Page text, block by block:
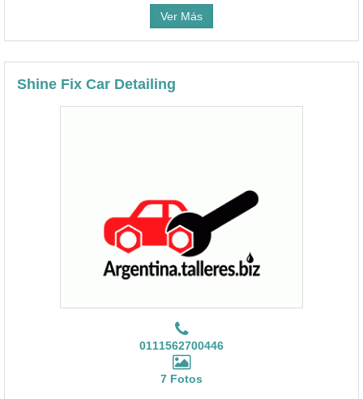
Ver Más
Shine Fix Car Detailing
0111562700446
7 Fotos